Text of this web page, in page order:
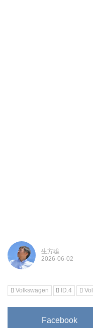
生方聡
Volkswagen ID.4
Facebook